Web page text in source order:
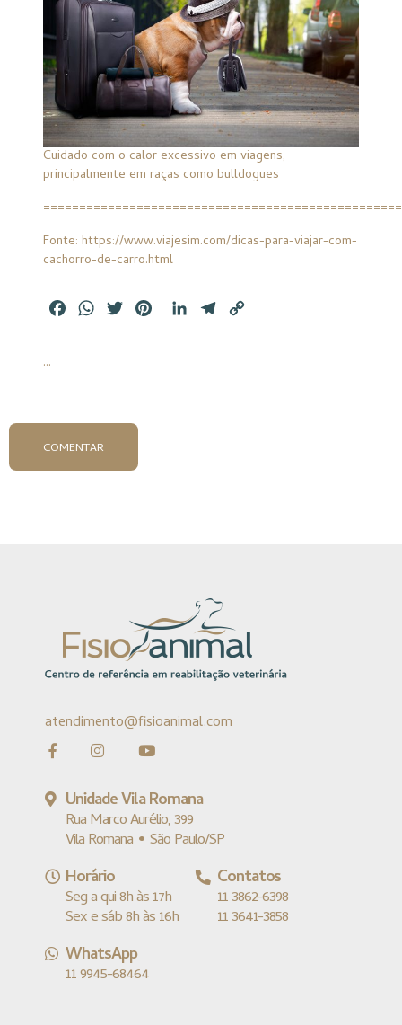
Cuidado com o calor excessivo em viagens,
principalmente em raças como bulldogues
Fonte: https://www.viajesim.com/dicas-para-viajar-com-
cachorro-de-carro.html
FacebookWhatsAppTwitterPinterestLinkedInTelegram
...
COMENTAR
atendimento@fisioanimal.com
Unidade Vila Romana
Rua Marco Aurélio, 399
Vila Romana • São Paulo/SP
Horário
Seg a qui 8h às 17h
Sex e sáb 8h às 16h
Contatos
11 3862-6398
11 3641-3858
WhatsApp
11 9945-68464